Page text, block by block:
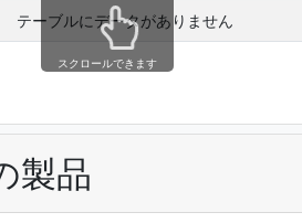
テーブルにデータがありません
スクロールできます
製品